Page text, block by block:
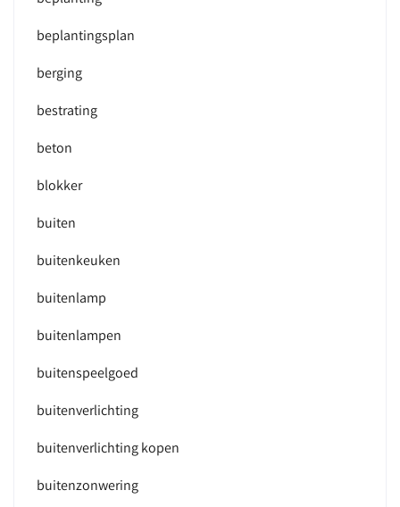
beplantingsplan
berging
bestrating
beton
blokker
buiten
buitenkeuken
buitenlamp
buitenlampen
buitenspeelgoed
buitenverlichting
buitenverlichting kopen
buitenzonwering